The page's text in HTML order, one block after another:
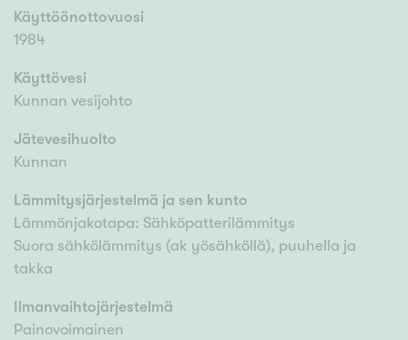
Käyttöönottovuosi
1984
Käyttövesi
Kunnan vesijohto
Jätevesihuolto
Kunnan
Lämmitysjärjestelmä ja sen kunto
Lämmönjakotapa: Sähköpatterilämmitys
Suora sähkölämmitys (ak yösähköllä), puuhella ja
takka
Ilmanvaihtojärjestelmä
Painovoimainen